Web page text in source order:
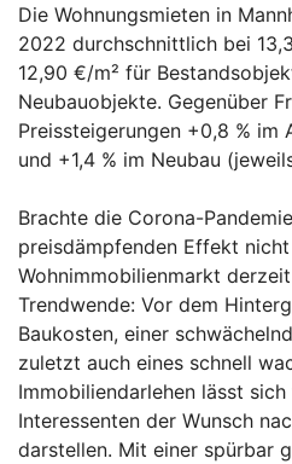
Die Wohnungsmieten in
2022 durchschnittlich bei
12,90 €/m² für
Neubauobjekte. Gegenüber
Preissteigerungen +0,8 % im
und +1,4 % im Neubau
Brachte die Corona-
preisdämpfenden Effekt
Wohnimmobilienmarkt
Trendwende: Vor dem
Baukosten, einer
zuletzt auch eines schnell
Immobiliendarlehen lässt
Interessenten der Wunsch
darstellen. Mit einer spürbar